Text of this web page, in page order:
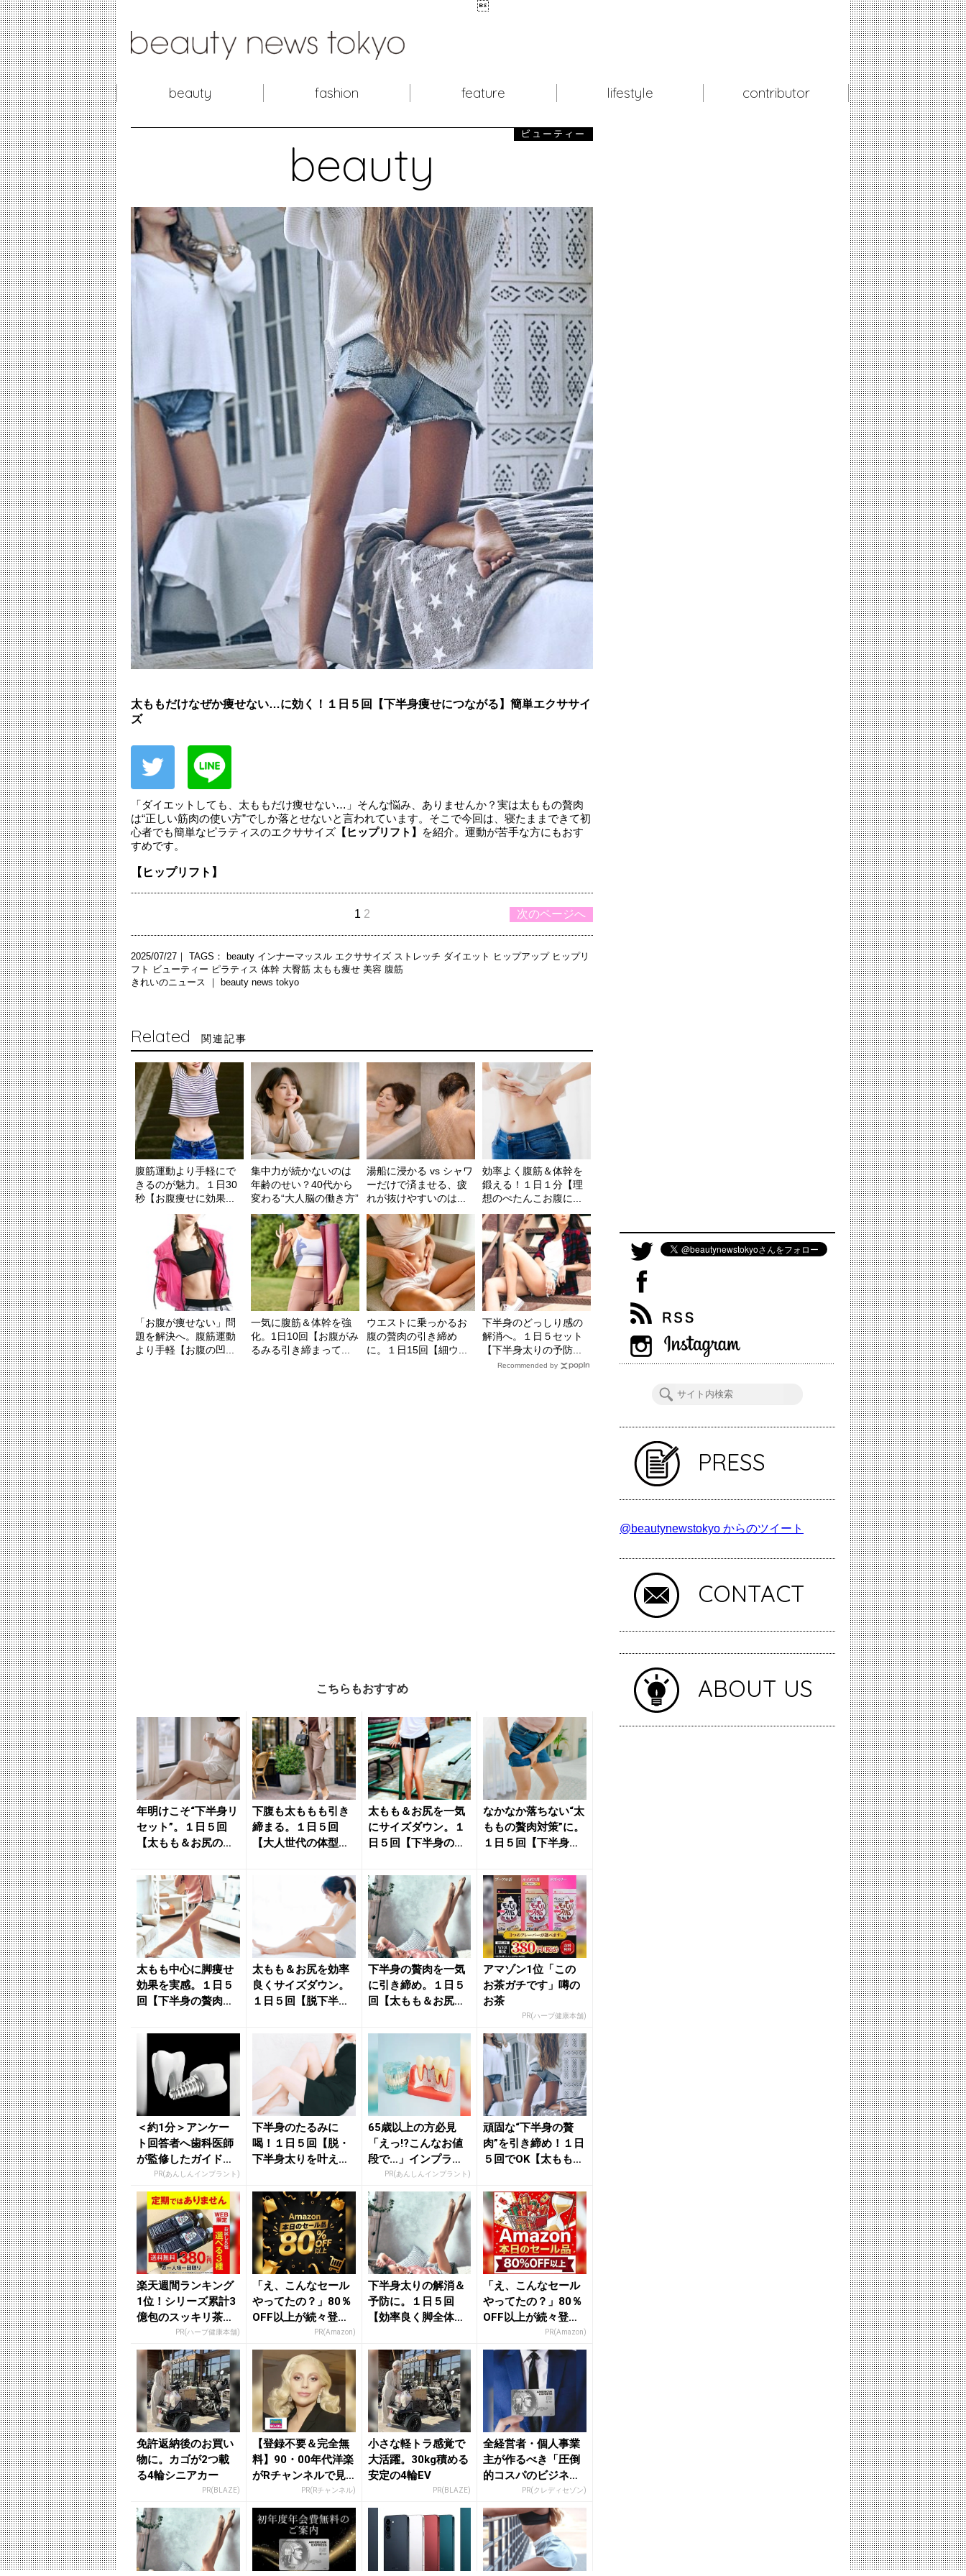

beauty fashion feature lifestyle contributor
beauty
ビューティー
太ももだけなぜか痩せない…に効く！１日５回【下半身痩せにつながる】簡単エクササイ
ズ
「ダイエットしても、太ももだけ痩せない…」そんな悩み、ありませんか？実は太ももの贅肉
は“正しい筋肉の使い方”でしか落とせないと言われています。そこで今回は、寝たままできて初
心者でも簡単なピラティスのエクササイズ 【ヒップリフト】
を紹介。運動が苦手な方にもおす
すめです。
【ヒップリフト】
次のページへ
1 2
2025/07/27｜ TAGS： beauty インナーマッスル エクササイズ ストレッチ ダイエット ヒップアップ ヒップリ
フト ビューティー ピラティス 体幹 大臀筋 太もも痩せ 美容 腹筋
きれいのニュース ｜
beauty news tokyo
Related 関連記事
腹筋運動より手軽にで
きるのが魅力。１日30
秒【お腹痩せに効果...
集中力が続かないのは
年齢のせい？40代から
変わる“大人脳の働き方”
湯船に浸かる vs シャワ
ーだけで済ませる、疲
れが抜けやすいのは...
効率よく腹筋＆体幹を
鍛える！１日１分【理
想のぺたんこお腹に...
「お腹が痩せない」問
題を解決へ。腹筋運動
より手軽【お腹の凹...
一気に腹筋＆体幹を強
化。1日10回【お腹がみ
るみる引き締まって...
ウエストに乗っかるお
腹の贅肉の引き締め
に。１日15回【細ウ...
下半身のどっしり感の
解消へ。１日５セット
【下半身太りの予防...
Recommended by
こちらもおすすめ
年明けこそ“下半身リ
セット”。１日５回
【太もも＆お尻のシ
単エク...
下腹も太ももも引き
締まる。１日５回
【大人世代の体型悩
太もも＆お尻を一気
にサイズダウン。１
日５回【下半身の贅
る】簡単...
なかなか落ちない“太
ももの贅肉対策”に。
１日５回【下半身全
単習...
太もも中心に脚痩せ
効果を実感。１日５
回【下半身の贅肉を
簡単習慣...
太もも＆お尻を効率
良くサイズダウン。
１日５回【脱下半身
下半身の贅肉を一気
に引き締め。１日５
回【太もも＆お尻の
う】簡単習...
アマゾン1位「この
お茶ガチです」噂の
お茶
PR(ハーブ健康本舗)
＜約1分＞アンケー
ト回答者へ歯科医師
が監修したガイドブ
ックをプレゼント。
65歳以...
PR(あんしんインプラント)
下半身のたるみに
喝！１日５回【脱・
下半身太りを叶え
ズ - きれ...
65歳以上の方必見
「えっ!?こんなお値
段で…」インプラン
ト治療の資料請求は
こちら...
PR(あんしんインプラント)
頑固な“下半身の贅
肉”を引き締め！１日
５回でOK【太もも痩
-...
楽天週間ランキング
1位！シリーズ累計3
億包のスッキリ茶。
380円でお試し
PR(ハーブ健康本舗)
「え、こんなセール
やってたの？」80％
OFF以上が続々登
場！Amazonの本気
が...
PR(Amazon)
下半身太りの解消＆
予防に。１日５回
【効率良く脚全体を
慣 - き...
「え、こんなセール
やってたの？」80％
OFF以上が続々登
場！Amazonの本気
が...
PR(Amazon)
免許返納後のお買い
物に。カゴが2つ載
る4輪シニアカー
PR(BLAZE)
【登録不要＆完全無
料】90・00年代洋楽
がRチャンネルで見
PR(Rチャンネル)
小さな軽トラ感覚で
大活躍。30kg積める
安定の4輪EV
PR(BLAZE)
全経営者・個人事業
主が作るべき「圧倒
的コスパのビジネス
カード」PR(クレディセゾン)
PRESS
@beautynewstokyo からのツイート
CONTACT
ABOUT US